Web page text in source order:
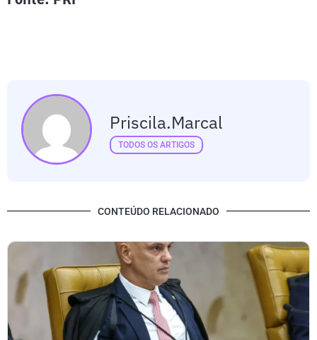
Priscila.marcal
TODOS OS ARTIGOS
CONTEÚDO RELACIONADO